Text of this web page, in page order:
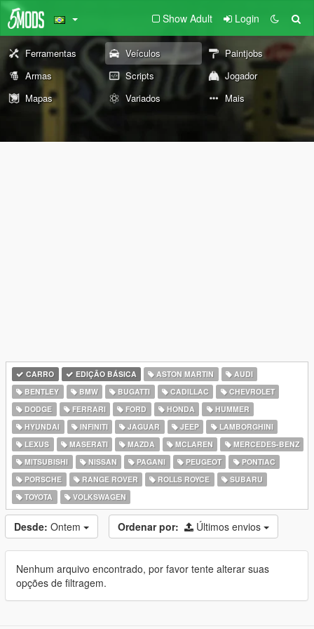
Show Adult Login
Ferramentas Veículos
Paintjobs
Armas
Scripts
Jogador
Mapas
Variados Mais
CARRO EDIÇÃO BÁSICA ASTON MARTIN
AUDI
BENTLEY
BMW BUGATTI CADILLAC
CHEVROLET
DODGE
FERRARI FORD HONDA
HUMMER
HYUNDAI
INFINITI JAGUAR JEEP
LAMBORGHINI
LEXUS
MASERATI MAZDA MCLAREN
MERCEDES-BENZ
MITSUBISHI
NISSAN PAGANI PEUGEOT
PONTIAC
PORSCHE
RANGE ROVER ROLLS ROYCE
SUBARU
TOYOTA
VOLKSWAGEN
Desde: Ontem Ordenar por: Últimos envios
Nenhum arquivo encontrado, por favor tente alterar suas
opções de filtragem.